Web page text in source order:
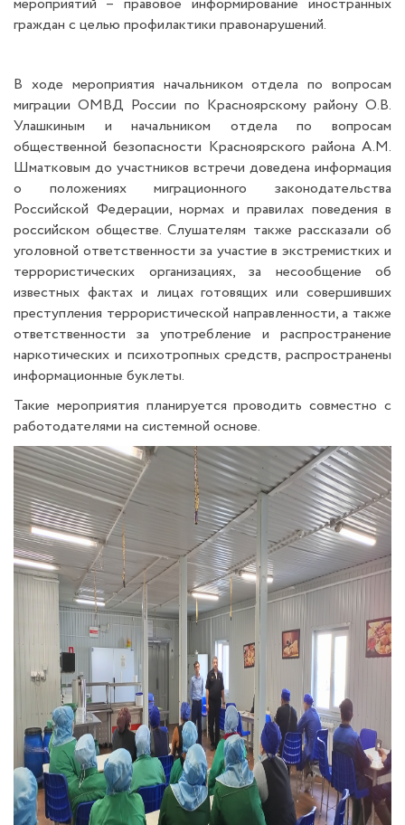
граждан с целью профилактики правонарушений.
В ходе мероприятия начальником отдела по вопросам
миграции ОМВД России по Красноярскому району О.В.
Улашкиным и начальником отдела по вопросам
общественной безопасности Красноярского района А.М.
Шматковым до участников встречи доведена информация
о положениях миграционного законодательства
Российской Федерации, нормах и правилах поведения в
российском обществе. Слушателям также рассказали об
уголовной ответственности за участие в экстремистких и
террористических организациях, за несообщение об
известных фактах и лицах готовящих или совершивших
преступления террористической направленности, а также
ответственности за употребление и распространение
наркотических и психотропных средств, распространены
информационные буклеты.
Такие мероприятия планируется проводить совместно с
работодателями на системной основе.